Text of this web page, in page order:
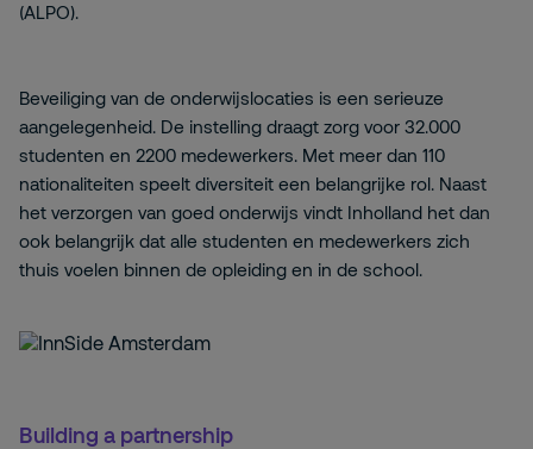
(ALPO).
Beveiliging van de onderwijslocaties is een serieuze
aangelegenheid. De instelling draagt zorg voor 32.000
studenten en 2200 medewerkers. Met meer dan 110
nationaliteiten speelt diversiteit een belangrijke rol. Naast
het verzorgen van goed onderwijs vindt Inholland het dan
ook belangrijk dat alle studenten en medewerkers zich
thuis voelen binnen de opleiding en in de school.
Building a partnership